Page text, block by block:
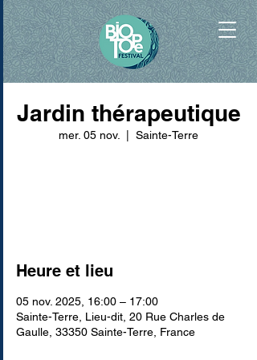
Jardin thérapeutique
mer. 05 nov. Sainte-Terre
Heure et lieu
05 nov. 2025, 16:00 – 17:00
Sainte-Terre, Lieu-dit, 20 Rue Charles de
Gaulle, 33350 Sainte-Terre, France